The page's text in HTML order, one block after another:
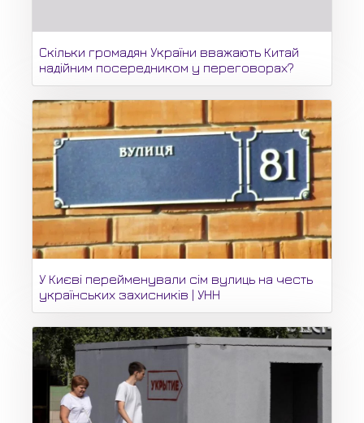
Скільки громадян України вважають Китай
надійним посередником у переговорах?
У Києві перейменували сім вулиць на честь
українських захисників | УНН